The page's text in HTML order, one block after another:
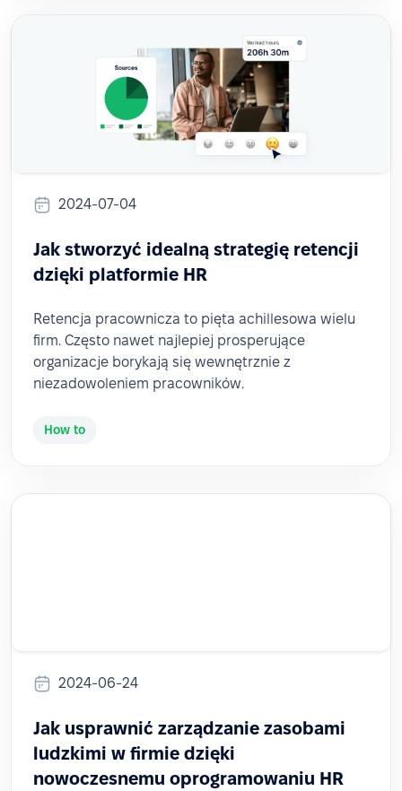
2024-07-04
Jak stworzyć idealną strategię retencji
dzięki platformie HR
Retencja pracownicza to pięta achillesowa wielu
firm. Często nawet najlepiej prosperujące
organizacje borykają się wewnętrznie z
niezadowoleniem pracowników.
How to
2024-06-24
Jak usprawnić zarządzanie zasobami
ludzkimi w firmie dzięki
nowoczesnemu oprogramowaniu HR